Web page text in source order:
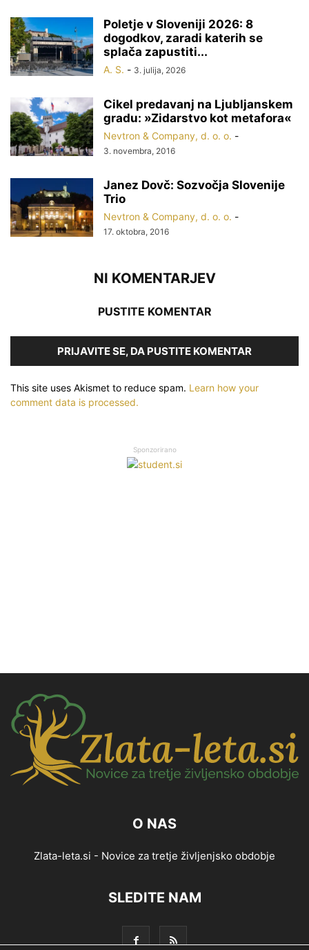
Poletje v Sloveniji 2026: 8
dogodkov, zaradi katerih se
splača zapustiti...
A. S. - 3. julija, 2026
Cikel predavanj na Ljubljanskem
gradu: »Zidarstvo kot metafora«
Nevtron & Company, d. o. o. -
3. novembra, 2016
Janez Dovč: Sozvočja Slovenije
Trio
Nevtron & Company, d. o. o. -
17. oktobra, 2016
NI KOMENTARJEV
PUSTITE KOMENTAR
PRIJAVITE SE, DA PUSTITE KOMENTAR
This site uses Akismet to reduce spam. Learn how your
comment data is processed.
Sponzorirano
O NAS
Zlata-leta.si - Novice za tretje življenjsko obdobje
SLEDITE NAM